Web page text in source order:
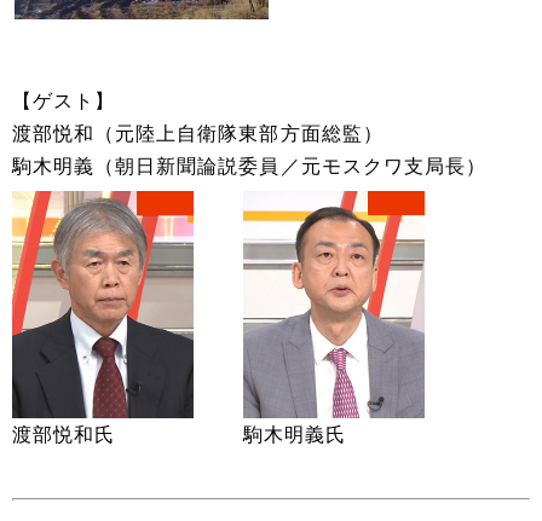
【ゲスト】
渡部悦和（元陸上自衛隊東部方面総監）
駒木明義（朝日新聞論説委員／元モスクワ支局長）
渡部悦和氏 駒木明義氏